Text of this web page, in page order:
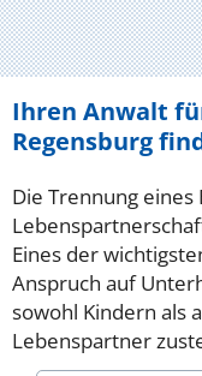
Ihren Anwalt
Regensburg
Die Trennung
Eines der
Anspruch auf
sowohl Kindern als
Lebenspartner